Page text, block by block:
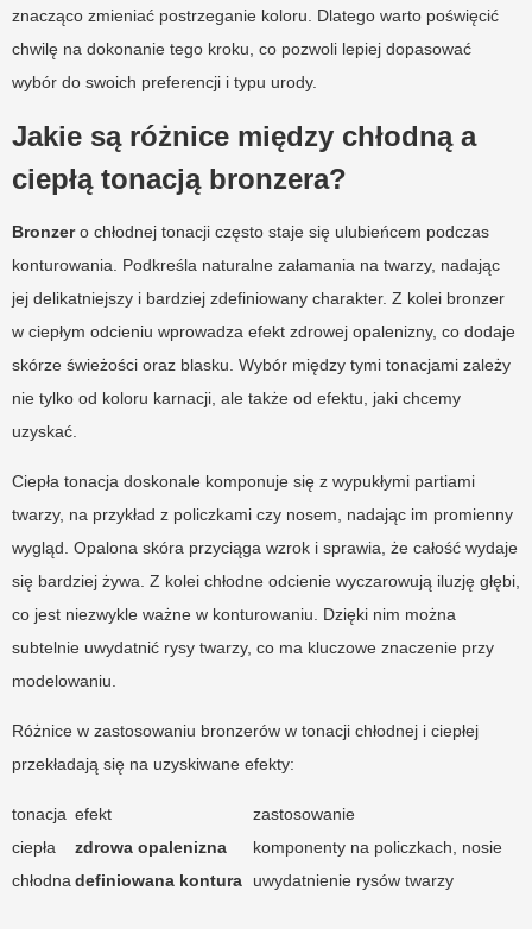
znacząco zmieniać postrzeganie koloru. Dlatego warto poświęcić
chwilę na dokonanie tego kroku, co pozwoli lepiej dopasować
wybór do swoich preferencji i typu urody.
Jakie są różnice między chłodną a
ciepłą tonacją bronzera?
Bronzero chłodnej tonacji często staje się ulubieńcem podczas
konturowania. Podkreśla naturalne załamania na twarzy, nadając
jej delikatniejszy i bardziej zdefiniowany charakter. Z kolei bronzer
w ciepłym odcieniu wprowadza efekt zdrowej opalenizny, co dodaje
skórze świeżości oraz blasku. Wybór między tymi tonacjami zależy
nie tylko od koloru karnacji, ale także od efektu, jaki chcemy
uzyskać.
Ciepła tonacja doskonale komponuje się z wypukłymi partiami
twarzy, na przykład z policzkami czy nosem, nadając im promienny
wygląd. Opalona skóra przyciąga wzrok i sprawia, że całość wydaje
się bardziej żywa. Z kolei chłodne odcienie wyczarowują iluzję głębi,
co jest niezwykle ważne w konturowaniu. Dzięki nim można
subtelnie uwydatnić rysy twarzy, co ma kluczowe znaczenie przy
modelowaniu.
Różnice w zastosowaniu bronzerów w tonacji chłodnej i ciepłej
przekładają się na uzyskiwane efekty:
tonacja efekt
zastosowanie
ciepła
zdrowa opalenizna
komponenty na policzkach, nosie
chłodna definiowana kontura uwydatnienie rysów twarzy